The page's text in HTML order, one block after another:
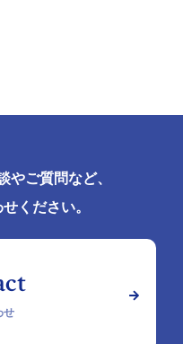
やご質問など、
ください。
せ